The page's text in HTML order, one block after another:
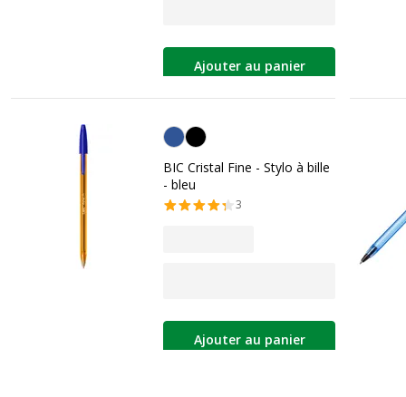
Ajouter au panier
Bleu
BIC Cristal Fine - Stylo à bille
- bleu
3
Ajouter au panier